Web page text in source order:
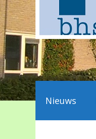
Nieuws